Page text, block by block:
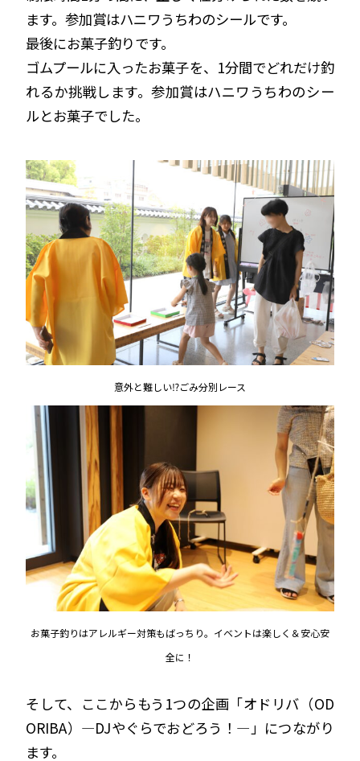
ます。参加賞はハニワうちわのシールです。
最後にお菓子釣りです。
ゴムプールに入ったお菓子を、1分間でどれだけ釣
れるか挑戦します。参加賞はハニワうちわのシー
ルとお菓子でした。
意外と難しい⁉ごみ分別レース
お菓子釣りはアレルギー対策もばっちり。イベントは楽しく＆安心安
全に！
そして、ここからもう1つの企画「オドリバ（OD
ORIBA）—DJやぐらでおどろう！—」につながり
ます。